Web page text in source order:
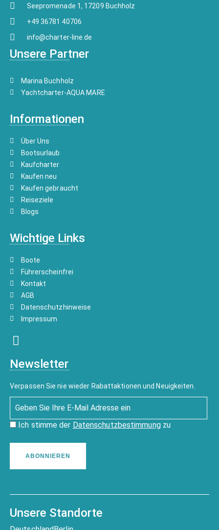
Seepromenade 1, 17209 Buchholz
+49 36781 40706
info@charter-line.de
Unsere Partner
Marina Buchholz
Yachtcharter-AQUA MARE
Informationen
Über Uns
Bootsurlaub
Kaufcharter
Kaufen neu
Kaufen gebraucht
Reiseziele
Blogs
Wichtige Links
Boote
Führerscheinfrei
Kontakt
AGB
Datenschutzhinweise
Impressum
Newsletter
Verpassen Sie nie wieder Rabattaktionen und Neuigkeiten.
Ich stimme der Datenschutzbestimmungzu
ABONNIEREN
Unsere Standorte